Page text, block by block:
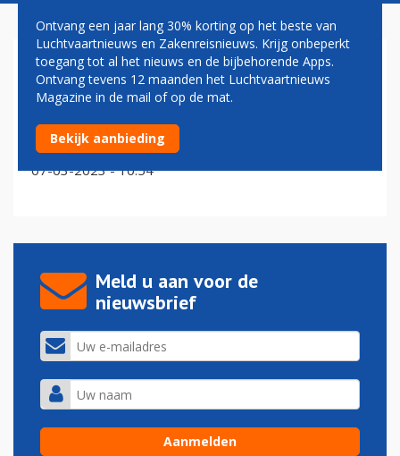
CEES T HART
KLM-president-commissaris 't Hart stopt als CEO bij
Carlsberg
07-03-2023 - 10:54
Meld u aan voor de
nieuwsbrief
Ontvang een jaar lang 30% korting op het beste van
Luchtvaartnieuws en Zakenreisnieuws. Krijg onbeperkt
toegang tot al het nieuws en de bijbehorende Apps.
Ontvang tevens 12 maanden het Luchtvaartnieuws
Magazine in de mail of op de mat.
Bekijk aanbieding